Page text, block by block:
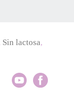
Sin lactosa,